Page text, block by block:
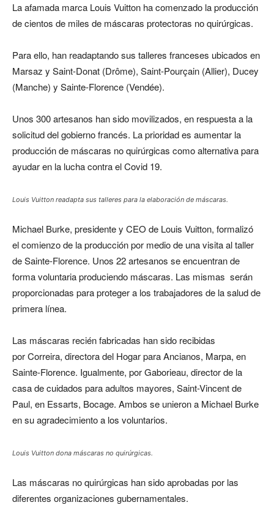
La afamada marca Louis Vuitton ha comenzado la producción
de cientos de miles de máscaras protectoras no quirúrgicas.
Para ello, han readaptando sus talleres franceses ubicados en
Marsaz y Saint-Donat (Drôme), Saint-Pourçain (Allier), Ducey
(Manche) y Sainte-Florence (Vendée).
Unos 300 artesanos han sido movilizados, en respuesta a la
solicitud del gobierno francés. La prioridad es aumentar la
producción de máscaras no quirúrgicas como alternativa para
ayudar en la lucha contra el Covid 19.
Louis Vuitton readapta sus talleres para la elaboración de máscaras.
Michael Burke, presidente y CEO de Louis Vuitton, formalizó
el comienzo de la producción por medio de una visita al taller
de Sainte-Florence. Unos 22 artesanos se encuentran de
forma voluntaria produciendo máscaras. Las mismas serán
proporcionadas para proteger a los trabajadores de la salud de
primera línea.
Las máscaras recién fabricadas han sido recibidas
por Correira, directora del Hogar para Ancianos, Marpa, en
Sainte-Florence. Igualmente, por Gaborieau, director de la
casa de cuidados para adultos mayores, Saint-Vincent de
Paul, en Essarts, Bocage. Ambos se unieron a Michael Burke
en su agradecimiento a los voluntarios.
Louis Vuitton dona máscaras no quirúrgicas.
Las máscaras no quirúrgicas han sido aprobadas por las
diferentes organizaciones gubernamentales.